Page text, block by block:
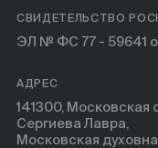
СВИДЕТЕЛЬСТВО
ЭЛ № ФС 77 - 59641
АДРЕС
141300, Московская
Сергиева Лавра,
Московская